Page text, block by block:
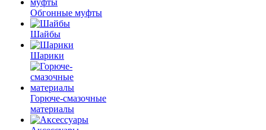
Обгонные муфты
Шайбы
Шарики
Горюче-смазочные
материалы